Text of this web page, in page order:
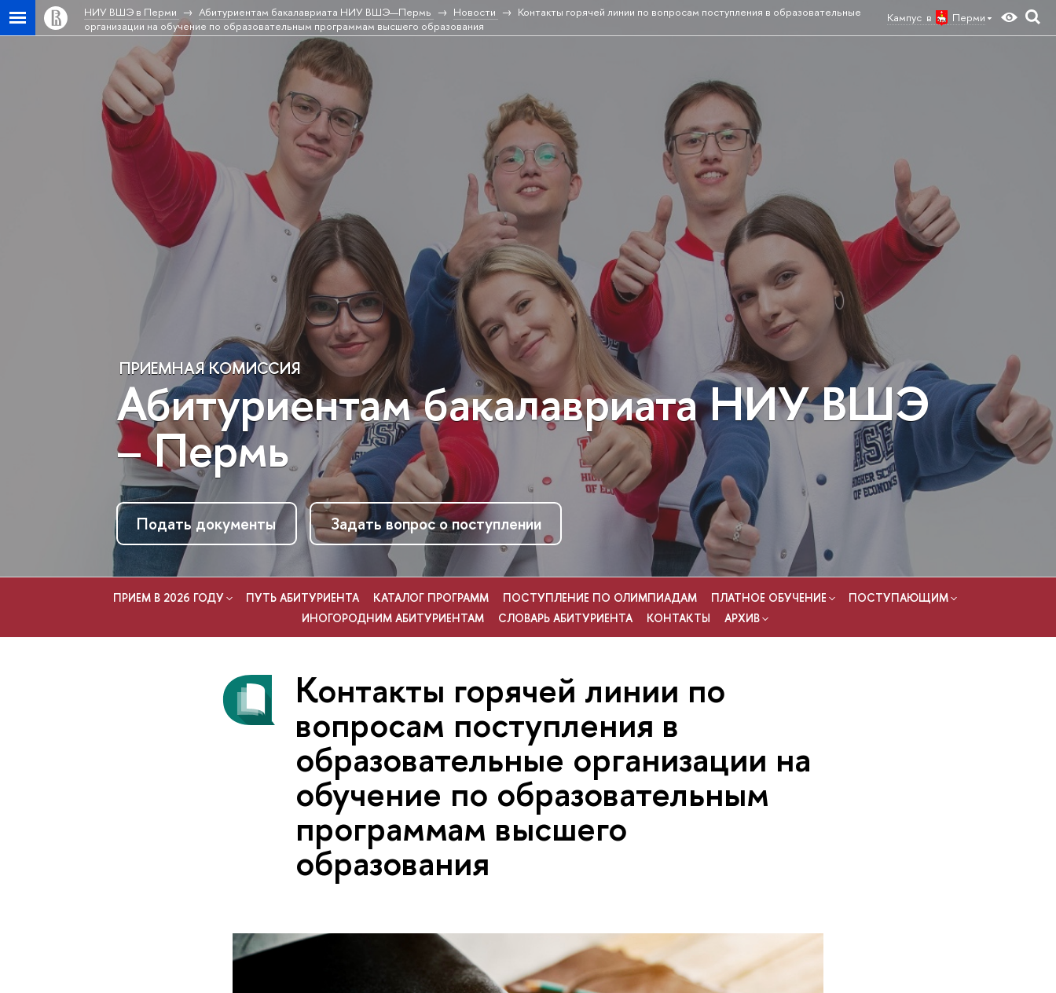
Кампус в Перми
НИУ ВШЭ в Перми Абитуриентам бакалавриата НИУ ВШЭ—Пермь Новости
Контакты горячей линии по вопросам поступления в образовательные
организации на обучение по образовательным программам высшего образования
ПРИЕМНАЯ КОМИССИЯ
Абитуриентам бакалавриата НИУ ВШЭ
– Пермь
Подать документы Задать вопрос о поступлении
ПРИЕМ В 2026 ГОДУ ПУТЬ АБИТУРИЕНТА КАТАЛОГ ПРОГРАММ ПОСТУПЛЕНИЕ ПО ОЛИМПИАДАМ ПЛАТНОЕ ОБУЧЕНИЕ
ПОСТУПАЮЩИМ
ИНОГОРОДНИМ АБИТУРИЕНТАМ
СЛОВАРЬ АБИТУРИЕНТА КОНТАКТЫ АРХИВ
Контакты горячей линии по
вопросам поступления в
образовательные организации на
обучение по образовательным
программам высшего
образования